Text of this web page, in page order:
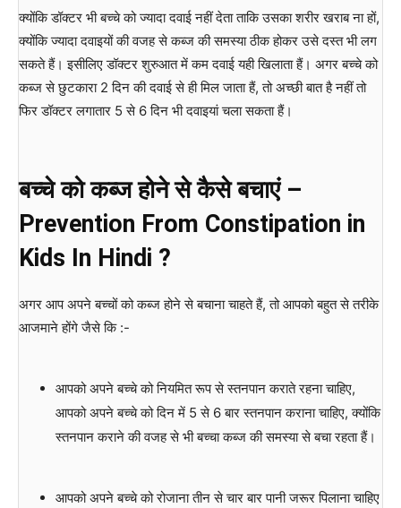
क्योंकि डॉक्टर भी बच्चे को ज्यादा दवाई नहीं देता ताकि उसका शरीर खराब ना हों,
क्योंकि ज्यादा दवाइयों की वजह से कब्ज की समस्या ठीक होकर उसे दस्त भी लग
सकते हैं। इसीलिए डॉक्टर शुरुआत में कम दवाई यही खिलाता हैं। अगर बच्चे को
कब्ज से छुटकारा 2 दिन की दवाई से ही मिल जाता हैं, तो अच्छी बात है नहीं तो
फिर डॉक्टर लगातार 5 से 6 दिन भी दवाइयां चला सकता हैं।
बच्चे को कब्ज होने से कैसे बचाएं –
Prevention From Constipation in
Kids In Hindi ?
अगर आप अपने बच्चों को कब्ज होने से बचाना चाहते हैं, तो आपको बहुत से तरीके
आजमाने होंगे जैसे कि :-
आपको अपने बच्चे को नियमित रूप से स्तनपान कराते रहना चाहिए,
आपको अपने बच्चे को दिन में 5 से 6 बार स्तनपान कराना चाहिए, क्योंकि
स्तनपान कराने की वजह से भी बच्चा कब्ज की समस्या से बचा रहता हैं।
आपको अपने बच्चे को रोजाना तीन से चार बार पानी जरूर पिलाना चाहिए